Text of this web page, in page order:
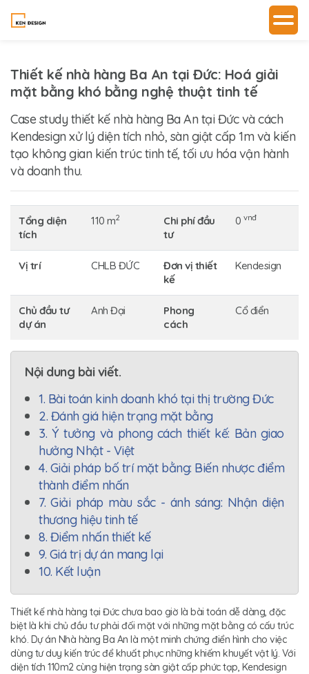
Thiết kế nhà hàng Ba An tại Đức: Hoá giải
mặt bằng khó bằng nghệ thuật tinh tế
Case study thiết kế nhà hàng Ba An tại Đức và cách
Kendesign xử lý diện tích nhỏ, sàn giật cấp 1m và kiến
tạo không gian kiến trúc tinh tế, tối ưu hóa vận hành
và doanh thu.
Tổng diện
tích
110 m2
Chi phí đầu
tư
0 vnđ
Vị trí CHLB ĐỨC
Đơn vị thiết
kế
Kendesign
Chủ đầu tư
dự án
Anh Đại
Phong
cách
Cổ điển
Nội dung bài viết.
1. Bài toán kinh doanh khó tại thị trường Đức
2. Đánh giá hiện trạng mặt bằng
3. Ý tưởng và phong cách thiết kế: Bản giao
hưởng Nhật - Việt
4. Giải pháp bố trí mặt bằng: Biến nhược điểm
thành điểm nhấn
7. Giải pháp màu sắc - ánh sáng: Nhận diện
thương hiệu tinh tế
8. Điểm nhấn thiết kế
9. Giá trị dự án mang lại
10. Kết luận
Thiết kế nhà hàng tại Đức chưa bao giờ là bài toán dễ dàng, đặc
biệt là khi chủ đầu tư phải đối mặt với những mặt bằng có cấu trúc
khó. Dự án Nhà hàng Ba An là một minh chứng điển hình cho việc
dùng tư duy kiến trúc để khuất phục những khiếm khuyết vật lý. Với
diện tích 110m2 cùng hiện trạng sàn giật cấp phức tạp, Kendesign